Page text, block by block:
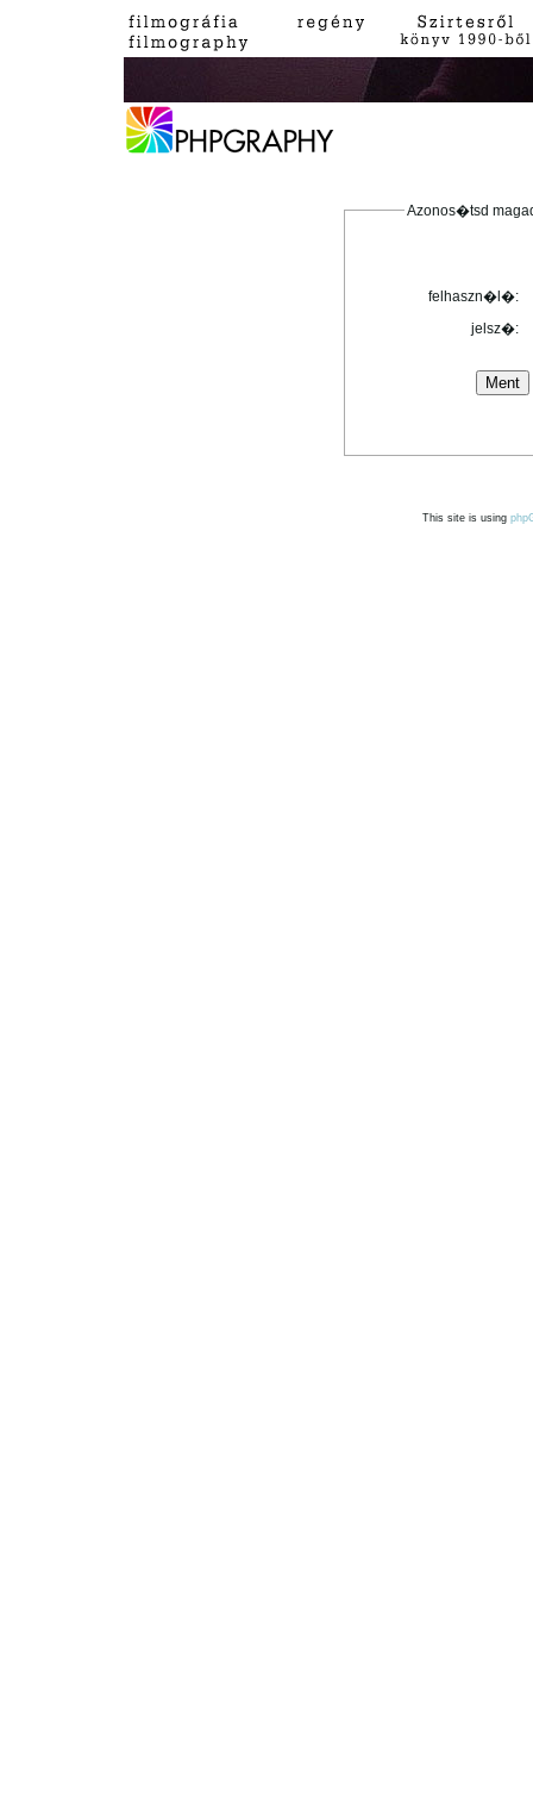
Azonos�tsd
felhaszn�l�:
jelsz�:
This site is using